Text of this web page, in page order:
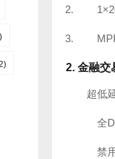
2. 金融交
超低
全
禁